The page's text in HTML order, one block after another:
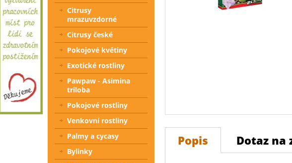
Popis Dotaz na
Citrusy
mrazuvzdorné
Citrusy české
Pokojové květiny
Exotické rostliny
Pawpaw - Asimina
triloba
Pokojové rostliny
Venkovní rostliny
Palmy a cycasy
Bylinky